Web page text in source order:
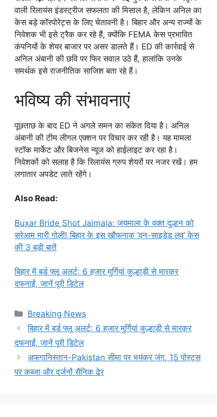
वाली रिलायंस इंडस्ट्रीज सफलता की मिसाल है, लेकिन अनिल का
केस बड़े कॉरपोरेट्स के लिए चेतावनी है। बिहार और अन्य राज्यों के
निवेशक भी इसे ट्रैक कर रहे हैं, क्योंकि FEMA केस प्रभावित
कंपनियों के शेयर बाजार पर असर डालते हैं। ED की कार्रवाई से
अनिल अंबानी की छवि पर फिर सवाल उठे हैं, हालांकि उनके
समर्थक इसे राजनीतिक साजिश बता रहे हैं।
भविष्य की संभावनाएं
पूछताछ के बाद ED ने अगले समन का संकेत दिया है। अनिल
अंबानी की टीम लीगल एक्शन पर विचार कर रही है। यह मामला
स्टॉक मार्केट और बिजनेस न्यूज को हाईलाइट कर रहा है।
निवेशकों को सलाह है कि रिलायंस ग्रुप शेयरों पर नजर रखें। हम
लगातार अपडेट लाते रहेंगे।
Also Read:
Buxar Bride Shot Jaimala: जयमाला के वक्त दुल्हन को
सरेआम मारी गोली! बिहार के इस खौफनाक ‘वन-साइडेड लव’ केस
की 3 बड़ी बातें
बिहार में बर्ड फ्लू अलर्ट: 6 हजार मुर्गियां कुल्हाड़ी से मारकर
दफनाईं, जानें पूरी डिटेल
Categories
Breaking News
बिहार में बर्ड फ्लू अलर्ट: 6 हजार मुर्गियां कुल्हाड़ी से मारकर
दफनाईं, जानें पूरी डिटेल
अफगानिस्तान-Pakistan सीमा पर भयंकर जंग, 15 पोस्ट्स
पर कब्जा और दर्जनों सैनिक ढेर